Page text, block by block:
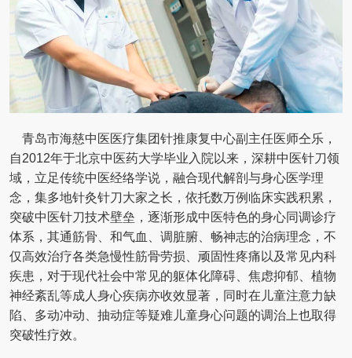
青岛市海慈中医医疗集团针推康复中心副主任医师仝乐，
自2012年于北京中医药大学毕业入院以来，深耕中医针刀领
域，立足传统中医经络学说，融合现代解剖与身心医学理
念，集多地针灸针刀大家之长，依托数万例临床实践积累，
突破中医针刀技术壁垒，逐渐形成中医特色的身心同调诊疗
体系，其通筋骨、和气血、调脏腑、畅神志的治病理念，不
仅高效治疗各类急慢性筋骨劳损、顽固性疼痛以及常见内科
疾患，对于现代社会中常见的躯体化障碍、焦虑抑郁、植物
神经紊乱等成人身心疾病亦收效显著，同时在儿童注意力缺
陷、多动冲动、抽动症等疑难儿童身心问题的调治上也取得
突破性疗效。